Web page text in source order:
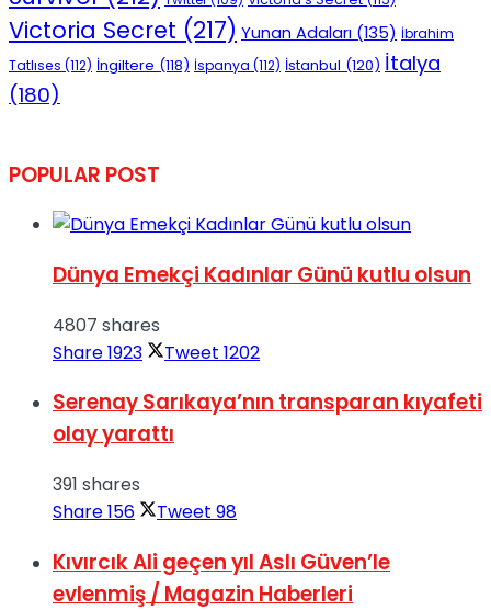
Victoria Secret (217) Yunan Adaları (135) İbrahim
Tatlıses (112) İngiltere (118) İspanya (112) İstanbul (120) İtalya
(180)
POPULAR POST
Dünya Emekçi Kadınlar Günü kutlu olsun
4807 shares
Share1923 Tweet 1202
Serenay Sarıkaya’nın transparan kıyafeti
olay yarattı
391 shares
Share156 Tweet 98
Kıvırcık Ali geçen yıl Aslı Güven’le
evlenmiş / Magazin Haberleri